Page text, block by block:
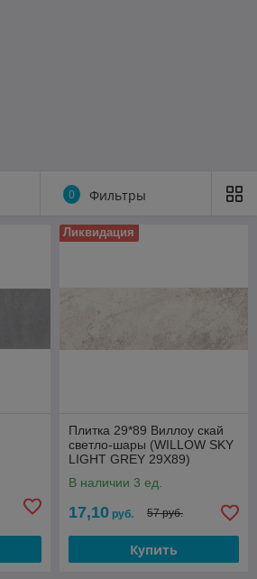
0 Фильтры
Ликвидация
Плитка 29*89 Виллоу скай
светло-шары (WILLOW SKY
LIGHT GREY 29X89)
В наличии 3 ед.
17,10 руб. 57 руб.
Купить